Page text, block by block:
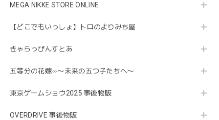
MEGA NIKKE STORE ONLINE
【どこでもいっしょ】トロのよりみち屋
きゃらっぴんすとあ
五等分の花嫁∽〜未来の五つ子たちへ〜
東京ゲームショウ2025 事後物販
OVERDRIVE 事後物販